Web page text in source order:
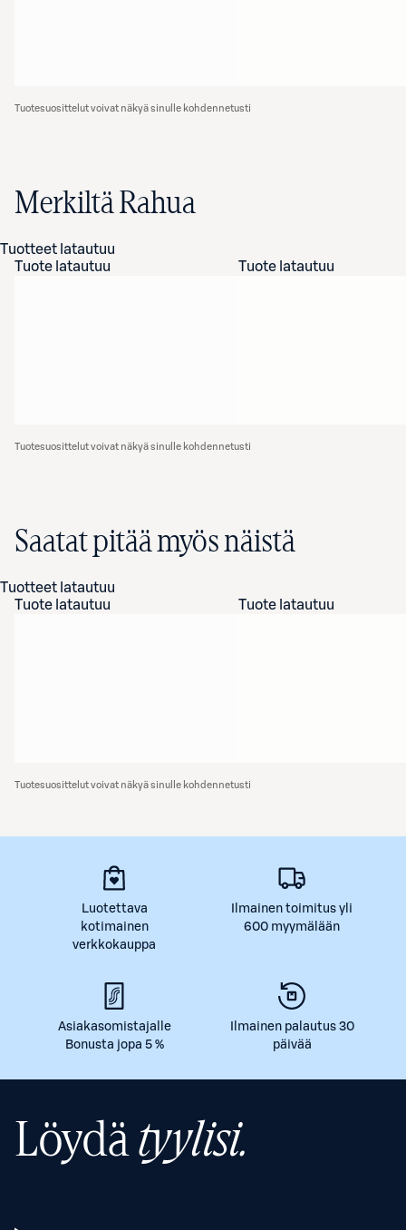
Tuotesuosittelut voivat näkyä sinulle kohdennetusti
Merkiltä Rahua
Tuotteet latautuu
Tuote latautuu
Tuote latautuu
Tuotesuosittelut voivat näkyä sinulle kohdennetusti
Saatat pitää myös näistä
Tuotteet latautuu
Tuote latautuu
Tuote latautuu
Tuotesuosittelut voivat näkyä sinulle kohdennetusti
Luotettava
kotimainen
verkkokauppa
Ilmainen toimitus yli
600 myymälään
Asiakasomistajalle
Bonusta jopa 5 %
Ilmainen palautus 30
päivää
Löydätyylisi.